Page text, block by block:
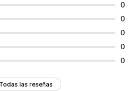
0
0
0
0
0
Todas las reseñas